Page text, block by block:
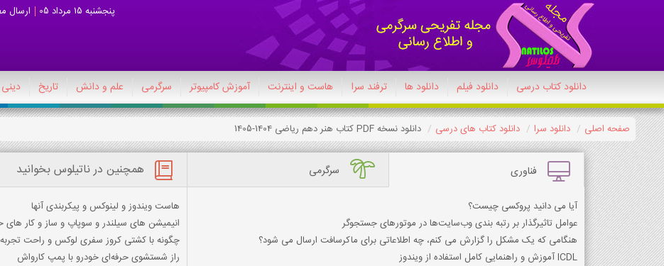
پنجشنبه 15 مرداد 05 ارسال
دانلود کتاب درسی دانلود فیلم دانلود ها ترفند سرا هاست و اینترنت آموزش کامپیوتر سرگرمی علم و دانش تاریخ دینی
صفحه اصلی دانلود سرا دانلود کتاب های درسی دانلود نسخه PDF کتاب هنر دهم ریاضی 1404-1405
فناوری سرگرمی
آیا می دانید پروکسی چیست؟
عوامل تاثیرگذار بر رتبه بندی وب‌سایت‌ها در موتورهای جستجوگر
هنگامی که یک مشکل را گزارش می کنم، چه اطلاعاتی برای ماکرسافت ارسال می شود؟
ICDL آموزش و راهنمایی کامل استفاده از ویندوز
همچنین در ناتیلوس بخوانید
هاست ویندوز و لینوکس و پیکربندی آنها
انیمیشن های سیلندر و سوپاپ و ساز و کار های
چگونه با کشتی کروز سفری لوکس و راحت تجربه
راز شستشوی حرفه‌ای خودرو با پمپ کارواش